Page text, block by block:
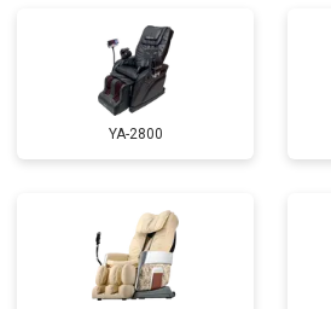
Ремонт купюроприемника
Замена сетевого трансформатора
Ремонт микро-лифта
YA-2800